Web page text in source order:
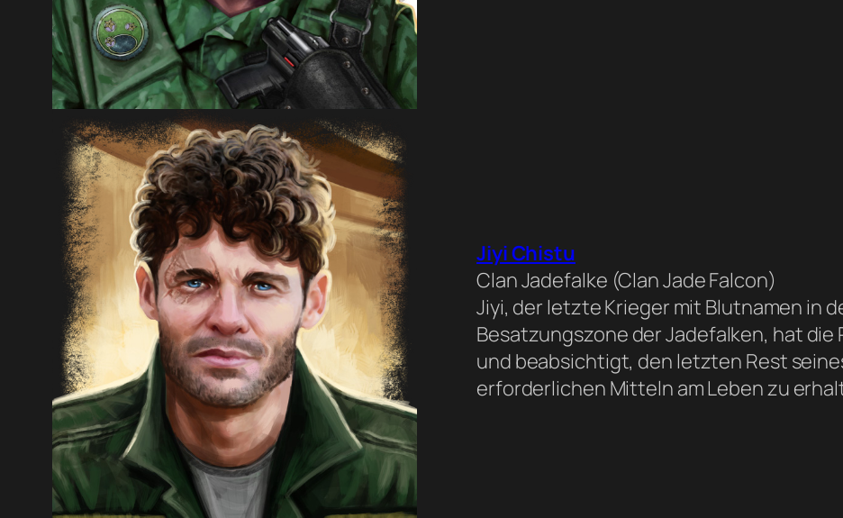
Jiyi Chistu
Clan Jadefalke (Clan Jade Falcon)
Jiyi, der letzte Krieger mit Blutnamen in
Besatzungszone der Jadefalken, hat die
und beabsichtigt, den letzten Rest
erforderlichen Mitteln am Leben zu